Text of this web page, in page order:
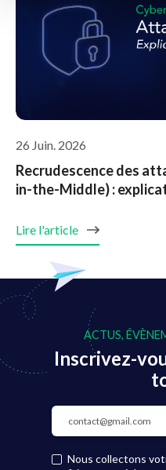
26 Juin. 2026
Recrudescence des
in-the-Middle) :
Lire l'article
ACTUS,
Inscrivez-
Nous collectons